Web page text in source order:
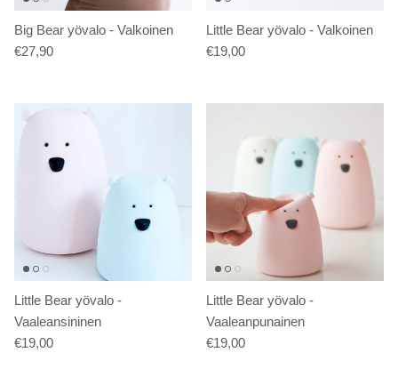
Big Bear yövalo - Valkoinen
€27,90
Little Bear yövalo - Valkoinen
€19,00
Little Bear yövalo -
Vaaleansininen
€19,00
Little Bear yövalo -
Vaaleanpunainen
€19,00